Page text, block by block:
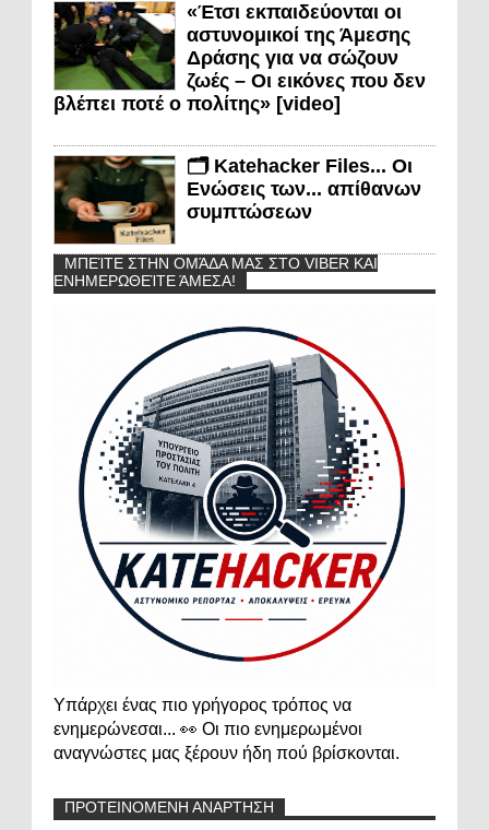
«Έτσι εκπαιδεύονται οι
αστυνομικοί της Άμεσης
Δράσης για να σώζουν
ζωές – Οι εικόνες που δεν
βλέπει ποτέ ο πολίτης» [video]
🗂️ Katehacker Files... Οι
Ενώσεις των... απίθανων
συμπτώσεων
ΜΠΕΊΤΕ ΣΤΗΝ ΟΜΆΔΑ ΜΑΣ ΣΤΟ VIBER ΚΑΙ
ΕΝΗΜΕΡΩΘΕΊΤΕ ΆΜΕΣΑ!
Υπάρχει ένας πιο γρήγορος τρόπος να
ενημερώνεσαι... 👀 Οι πιο ενημερωμένοι
αναγνώστες μας ξέρουν ήδη πού βρίσκονται.
ΠΡΟΤΕΙΝΟΜΕΝΗ ΑΝΑΡΤΗΣΗ